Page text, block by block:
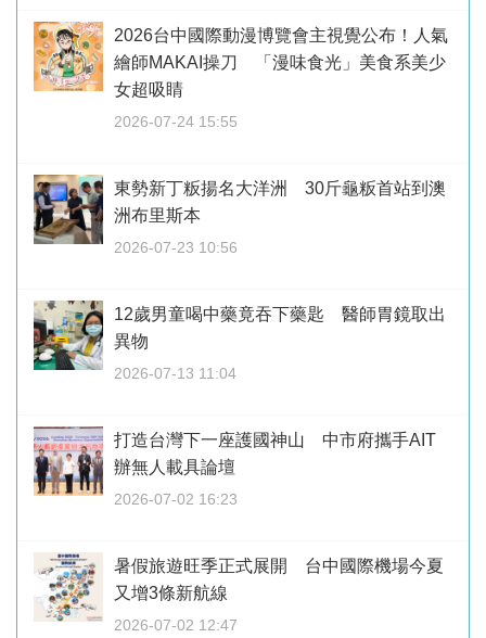
2026台中國際動漫博覽會主視覺公布！人氣
繪師MAKAI操刀 「漫味食光」美食系美少
女超吸睛
2026-07-24 15:55
東勢新丁粄揚名大洋洲 30斤龜粄首站到澳
洲布里斯本
2026-07-23 10:56
12歲男童喝中藥竟吞下藥匙 醫師胃鏡取出
異物
2026-07-13 11:04
打造台灣下一座護國神山 中市府攜手AIT
辦無人載具論壇
2026-07-02 16:23
暑假旅遊旺季正式展開 台中國際機場今夏
又增3條新航線
2026-07-02 12:47